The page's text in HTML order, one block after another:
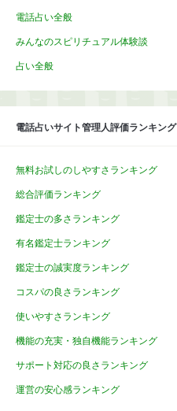
電話占い全般
みんなのスピリチュアル体験談
占い全般
電話占いサイト管理人評価ランキング
無料お試しのしやすさランキング
総合評価ランキング
鑑定士の多さランキング
有名鑑定士ランキング
鑑定士の誠実度ランキング
コスパの良さランキング
使いやすさランキング
機能の充実・独自機能ランキング
サポート対応の良さランキング
運営の安心感ランキング